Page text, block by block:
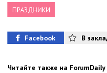
ПРАЗДНИКИ
Facebook В
Читайте также на ForumDaily